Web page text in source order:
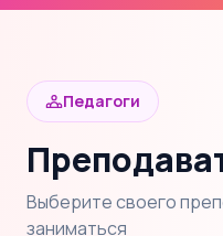
Педагоги
Выберите своего
заниматься